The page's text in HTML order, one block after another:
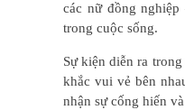
các nữ đồng
trong cuộc sống.
Sự kiện diễn ra
khắc vui vẻ bên
nhận sự cống hiến